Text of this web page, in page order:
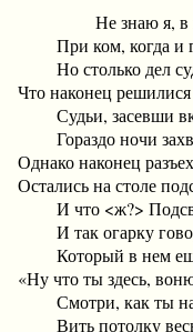
Не знаю я, в
При ком, когда и
Но столько дел
Что наконец решилися
Судьи, засевши
Гораздо ночи
Однако наконец
Остались на столе
И что <ж?>
И так огарку
Который в нем еще
«Ну что ты здесь,
Смотри, как ты
Вить потолку весь